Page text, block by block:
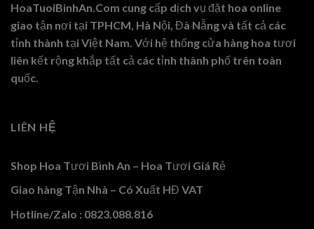
HoaTuoiBinhAn.Com cung cấp dịch vụ đặt hoa online
giao tận nơi tại TPHCM, Hà Nội, Đà Nẵng và tất cả các
tỉnh thành tại Việt Nam. Với hệ thống cửa hàng hoa tươi
liên kết rộng khắp tất cả các tỉnh thành phố trên toàn
quốc.
LIÊN HỆ
Shop Hoa Tươi Bình An – Hoa Tươi Giá Rẻ
Giao hàng Tận Nhà – Có Xuất HĐ VAT
Hotline/Zalo : 0823.088.816